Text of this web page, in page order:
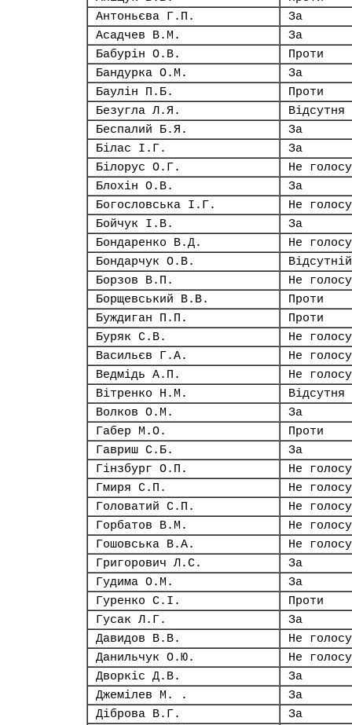
Антоньєва Г.П.
За
Асадчев В.М.
За
Бабурін О.В.
Проти
Бандурка О.М.
За
Баулін П.Б.
Проти
Безугла Л.Я.
Відсутня
Беспалий Б.Я.
За
Білас І.Г.
За
Білорус О.Г.
Не
Блохін О.В.
За
Богословська І.Г.
Не
Бойчук І.В.
За
Бондаренко В.Д.
Не
Бондарчук О.В.
Відсутній
Борзов В.П.
Не
Борщевський В.В.
Проти
Буждиган П.П.
Проти
Буряк С.В.
Не
Васильєв Г.А.
Не
Ведмідь А.П.
Не
Вітренко Н.М.
Відсутня
Волков О.М.
За
Габер М.О.
Проти
Гавриш С.Б.
За
Гінзбург О.П.
Не
Гмиря С.П.
Не
Головатий С.П.
Не
Горбатов В.М.
Не
Гошовська В.А.
Не
Григорович Л.С.
За
Гудима О.М.
За
Гуренко С.І.
Проти
Гусак Л.Г.
За
Давидов В.В.
Не
Данильчук О.Ю.
Не
Дворкіс Д.В.
За
Джемілев М. .
За
Діброва В.Г.
За